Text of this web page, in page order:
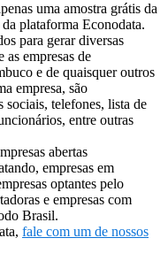
uma amostra grátis da
plataforma Econodata.
para gerar diversas
as empresas de
e de quaisquer outros
empresa, são
sociais, telefones, lista de
entre outras
abertas
empresas em
optantes pelo
e empresas com
Brasil.
fale com um de nossos